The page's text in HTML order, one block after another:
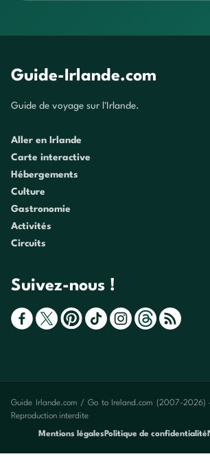
Guide-Irlande.com
Guide de voyage sur l'Irlande.
Aller en Irlande
Carte interactive
Hébergements
Culture
Gastronomie
Activités
Circuits
Suivez-nous !
Guide Irlande.com / Go to Ireland.com (2007-2026)
Reproduction interdite
Mentions légales Politique de confidentialité